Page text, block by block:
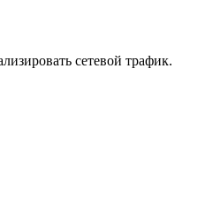
сетевой трафик.